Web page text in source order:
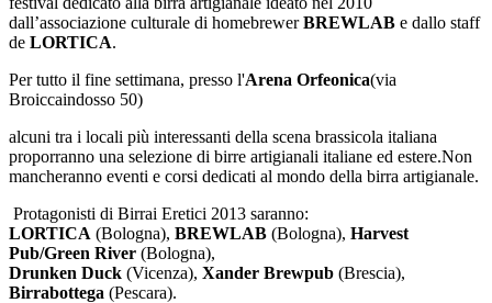
dall’associazione culturale di homebrewerBREWLAB e dallo staff
de LORTICA.
Per tutto il fine settimana, presso l'Arena Orfeonica(via
Broiccaindosso 50)
alcuni tra i locali più interessanti della scena brassicola italiana
proporranno una selezione di birre artigianali italiane ed estere.Non
mancheranno eventi e corsi dedicati al mondo della birra artigianale.
Protagonisti di Birrai Eretici 2013 saranno:
LORTICA (Bologna), BREWLAB (Bologna), Harvest
Pub/Green River (Bologna),
Drunken Duck (Vicenza), Xander Brewpub (Brescia),
Birrabottega (Pescara).